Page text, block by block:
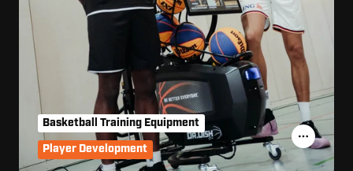
Basketball Training Equipment
Player Development